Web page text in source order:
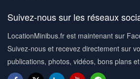
Suivez-nous sur les réseaux
LocationMinibus.fr est maintenant sur
Suivez-nous et recevez directement sur
publications, photos, vidéos, bons plans